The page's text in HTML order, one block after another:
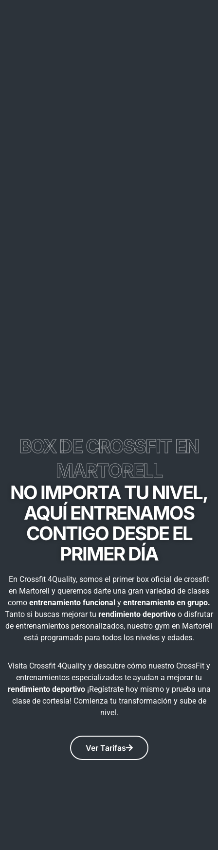
BOX DE CROSSFIT EN
MARTORELL
NO IMPORTA TU NIVEL,
AQUÍ ENTRENAMOS
CONTIGO DESDE EL
PRIMER DÍA
En Crossfit 4Quality, somos el primer box oficial de crossfit
en Martorell y queremos darte una gran variedad de clases
como entrenamiento funcional y entrenamiento en grupo.
Tanto si buscas mejorar tu rendimiento deportivo o disfrutar
de entrenamientos personalizados, nuestro gym en Martorell
está programado para todos los niveles y edades.
Visita Crossfit 4Quality y descubre cómo nuestro CrossFit y
entrenamientos especializados te ayudan a mejorar tu
rendimiento deportivo¡Regístrate hoy mismo y prueba una
clase de cortesía! Comienza tu transformación y sube de
nivel.
Ver Tarifas